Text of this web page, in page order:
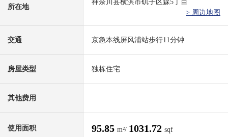
所在地
神奈川县横滨市矶子区森5丁目
> 周边地图
交通 京急本线屏风浦站步行11分钟
房屋类型 独栋住宅
其他费用
使用面积 95.85 m²/ 1031.72 sqf